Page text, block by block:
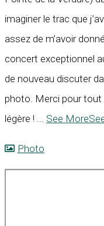
imaginer le trac que
assez de m’avoir
concert exceptionnel
de nouveau discuter
photo. Merci pour tout
légère !
See More
Photo